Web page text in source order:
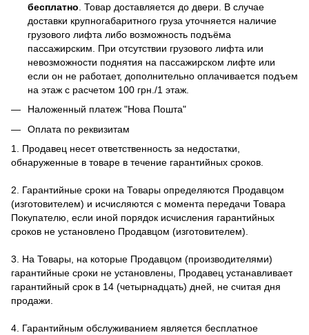
бесплатно . Товар доставляется до двери. В случае
доставки крупногабаритного груза уточняется наличие
грузового лифта либо возможность подъёма
пассажирским. При отсутствии грузового лифта или
невозможности поднятия на пассажирском лифте или
если он не работает, дополнительно оплачивается подъем
на этаж с расчетом 100 грн./1 этаж.
Наложенный платеж "Нова Пошта"
Оплата по реквизитам
1. Продавец несет ответственность за недостатки,
обнаруженные в товаре в течение гарантийных сроков.
2. Гарантийные сроки на Товары определяются Продавцом
(изготовителем) и исчисляются с момента передачи Товара
Покупателю, если иной порядок исчисления гарантийных
сроков не установлено Продавцом (изготовителем).
3. На Товары, на которые Продавцом (производителями)
гарантийные сроки не установлены, Продавец устанавливает
гарантийный срок в 14 (четырнадцать) дней, не считая дня
продажи.
4. Гарантийным обслуживанием является бесплатное